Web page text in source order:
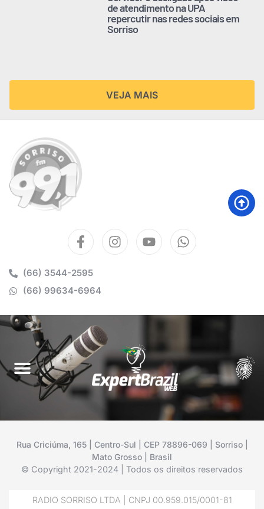
de atendimento na UPA
repercutir nas redes sociais em
Sorriso
VEJA MAIS
(66) 3544-2595
(66) 99634-6964
Rua Criciúma, 165 | Centro-Sul | CEP 78896-069 | Sorriso |
Mato Grosso | Brasil
© Copyright 2021-2024 | Todos os direitos reservados
RADIO SORRISO LTDA | CNPJ 00.959.015/0001-81